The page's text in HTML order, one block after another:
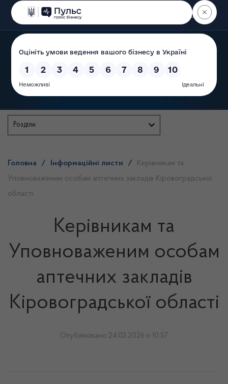
Пошук
Розділи
Головна / Інформаційні листи /
Керівникам та
Уповноваженим особам аптечних закладів Кіровоградської
області
Керівникам та
Уповноваженим особам
аптечних закладів
Кіровоградської області
Опубліковано 24.03.2026 о 10:57